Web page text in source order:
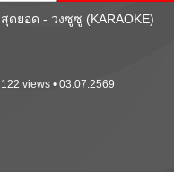
สุดยอด - วงซูซู (KARAOKE)
122 views • 03.07.2569